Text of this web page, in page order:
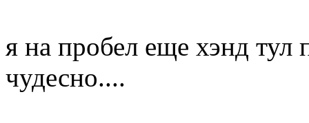
я на пробел еще хэнд тул
чудесно....